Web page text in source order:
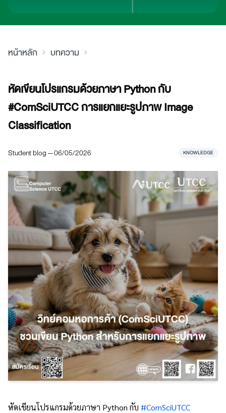
หน้าหลัก บทความ
หัดเขียนโปรแกรมด้วยภาษา Python กับ
#ComSciUTCC การแยกแยะรูปภาพ Image
Classification
Student blog — 06/05/2026 KNOWLEDGE
หัดเขียนโปรแกรมด้วยภาษา Python กับ #ComSciUTCC